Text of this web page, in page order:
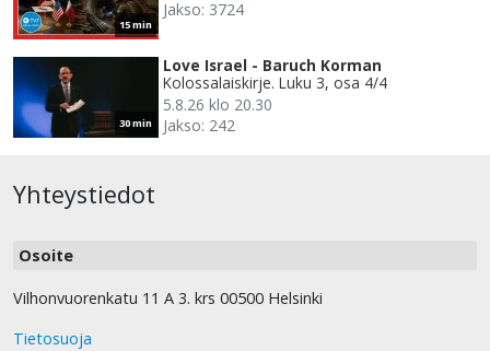
15 min
Jakso: 3724
30 min
Love Israel - Baruch Korman
Kolossalaiskirje. Luku 3, osa 4/4
5.8.26 klo 20.30
Jakso: 242
Yhteystiedot
Osoite
Vilhonvuorenkatu 11 A 3. krs 00500 Helsinki
Tietosuoja